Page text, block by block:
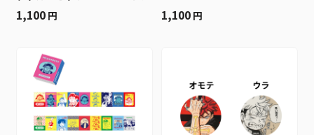
1,100 円 1,100 円